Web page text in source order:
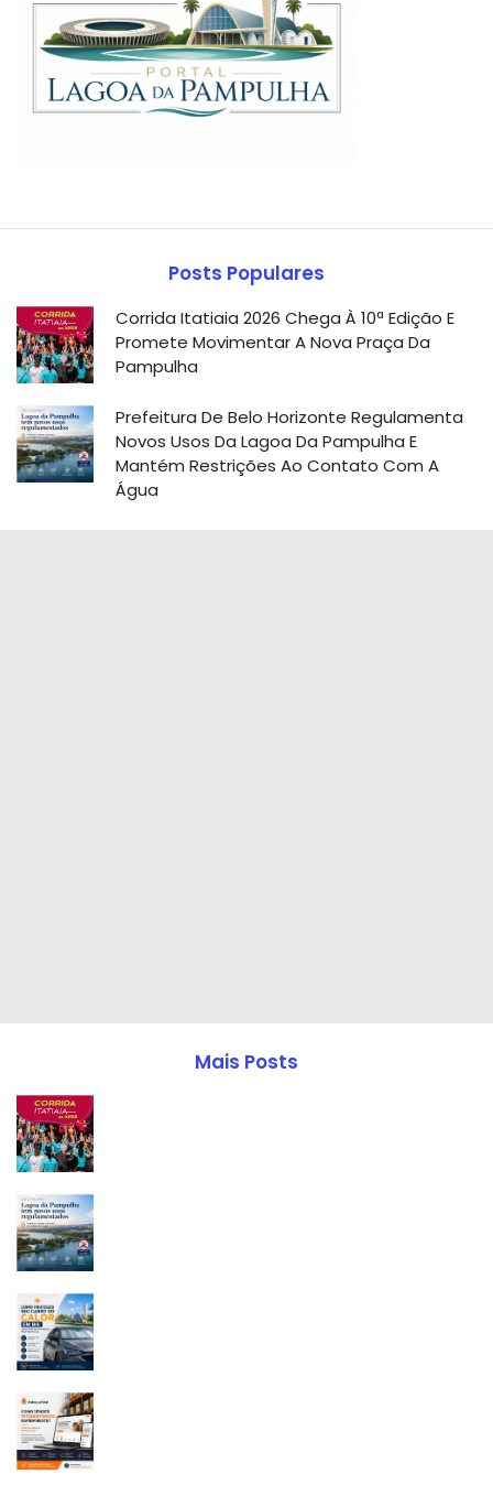
Posts Populares
Corrida Itatiaia 2026 Chega À 10ª Edição E
Promete Movimentar A Nova Praça Da
Pampulha
Prefeitura De Belo Horizonte Regulamenta
Novos Usos Da Lagoa Da Pampulha E
Mantém Restrições Ao Contato Com A
Água
Mais Posts